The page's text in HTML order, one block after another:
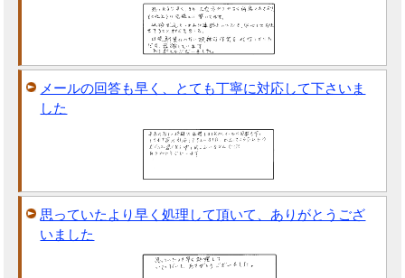
メールの回答も早く、とても丁寧に対応して下さいま
した
思っていたより早く処理して頂いて、ありがとうござ
いました